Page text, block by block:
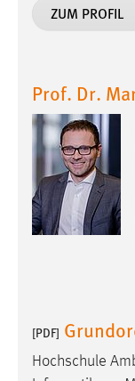
ZUM PROFIL
Prof. Dr.
[PDF]
Hochschule